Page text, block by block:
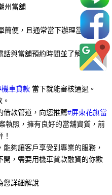
簡便，且通常當下辦理當下撥
話與當舖預約時間並了解所需攜
機車貸款 當下就能審核通過。
借款管道，向您推薦#屏東花旗當
執照，擁有良好的當舖資質，前
夠讓客戶享受到專業的服務，
開，需要用機車貸款融資的你歡
您詳細解說